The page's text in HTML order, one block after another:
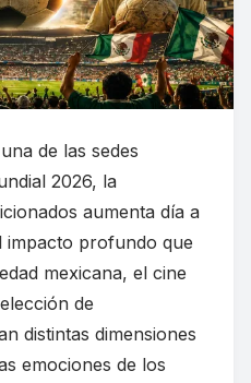
de las sedes
2026, la
aumenta día a
impacto profundo que
mexicana, el cine
de
distintas dimensiones
emociones de los